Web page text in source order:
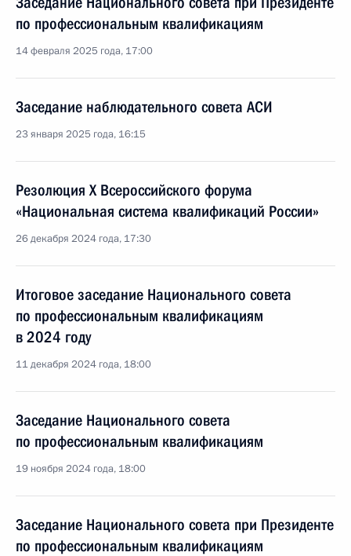
по профессиональным квалификациям
14 февраля 2025 года, 17:00
Заседание наблюдательного совета АСИ
23 января 2025 года, 16:15
Резолюция X Всероссийского форума
«Национальная система квалификаций России»
26 декабря 2024 года, 17:30
Итоговое заседание Национального совета
по профессиональным квалификациям
в 2024 году
11 декабря 2024 года, 18:00
Заседание Национального совета
по профессиональным квалификациям
19 ноября 2024 года, 18:00
Заседание Национального совета при Президенте
по профессиональным квалификациям